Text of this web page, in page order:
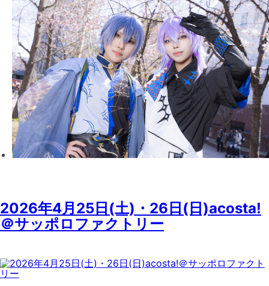
2026年4月25日(土)・26日(日)acosta!
＠サッポロファクトリー